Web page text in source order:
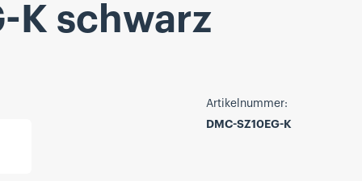
K schwarz
Artikelnummer:
DMC-SZ10EG-K